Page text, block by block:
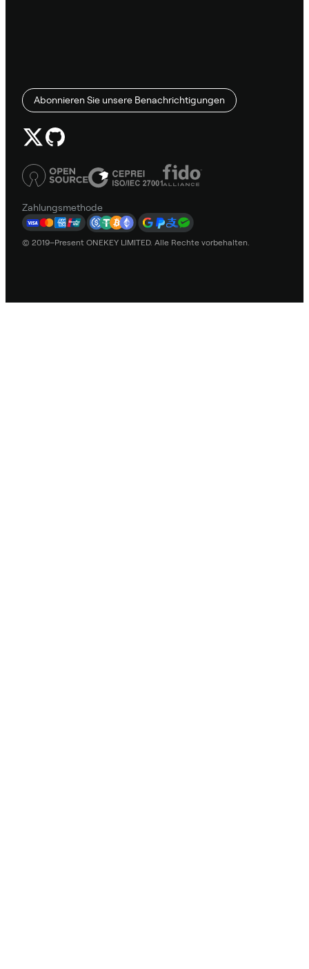
Abonnieren Sie unsere Benachrichtigungen
Zahlungsmethode
© 2019–Present ONEKEY LIMITED. Alle Rechte vorbehalten.